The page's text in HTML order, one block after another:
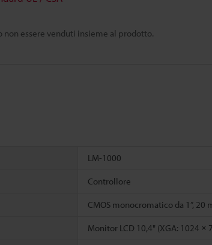
essere venduti insieme al prodotto.
LM-1000
Controllore
CMOS monocromatico da 1”, 20
Monitor LCD 10,4" (XGA: 1024 ×